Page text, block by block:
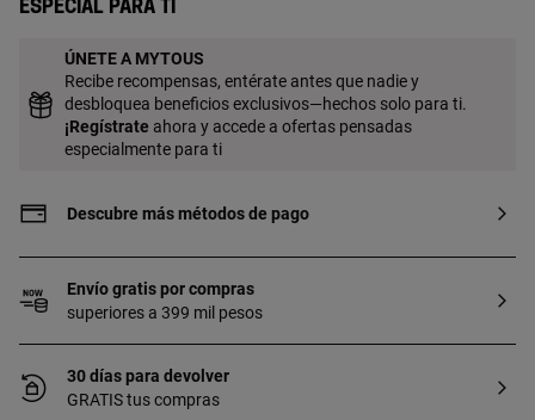
Especial para ti
ÚNETE A MYTOUS
Recibe recompensas, entérate antes que nadie y
desbloquea beneficios exclusivos—hechos solo para ti.
¡Regístrate ahora y accede a ofertas pensadas
especialmente para ti
Descubre más métodos de pago
Envío gratis por compras
superiores a 399 mil pesos
30 días para devolver
GRATIS tus compras